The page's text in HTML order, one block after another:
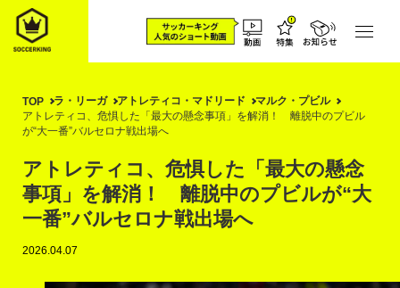
TOP ラ・リーガ アトレティコ・マドリード
マルク・プビル
アトレティコ、危惧した「最大の懸念事項」を解消！ 離脱中のプビル
が“大一番”バルセロナ戦出場へ
アトレティコ、危惧した「最大の懸念
事項」を解消！ 離脱中のプビルが“大
一番”バルセロナ戦出場へ
2026.04.07